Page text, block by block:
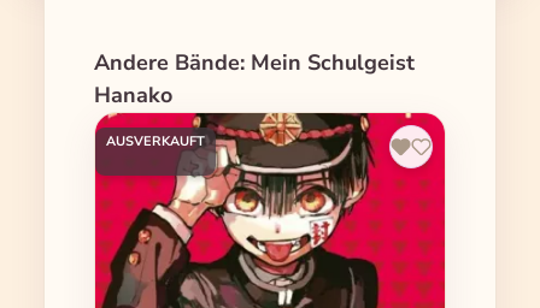
Produktgalerie überspringen
Andere Bände: Mein Schulgeist
Hanako
AUSVERKAUFT